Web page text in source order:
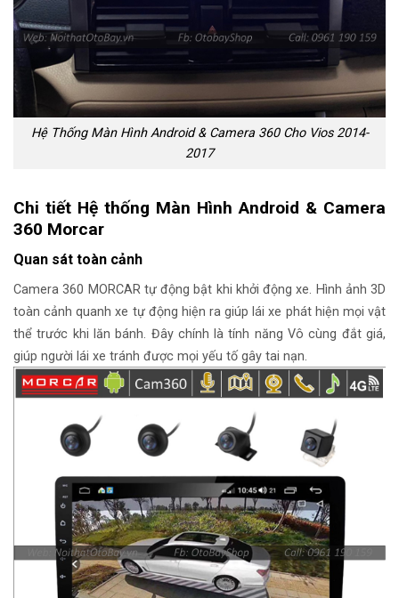
Hệ Thống Màn Hình Android & Camera 360 Cho Vios 2014-
2017
Chi tiết Hệ thống Màn Hình Android & Camera
360 Morcar
Quan sát toàn cảnh
Camera 360 MORCAR tự động bật khi khởi động xe. Hình ảnh 3D
toàn cảnh quanh xe tự động hiện ra giúp lái xe phát hiện mọi vật
thể trước khi lăn bánh. Đây chính là tính năng Vô cùng đắt giá,
giúp người lái xe tránh được mọi yếu tố gây tai nạn.